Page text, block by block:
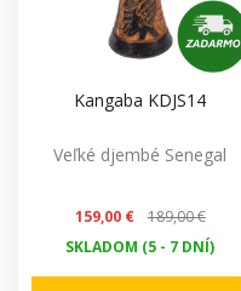
Kangaba KDJS14
Veľké djembé Senegal
159,00 €
189,00 €
SKLADOM (5 - 7 DNÍ)